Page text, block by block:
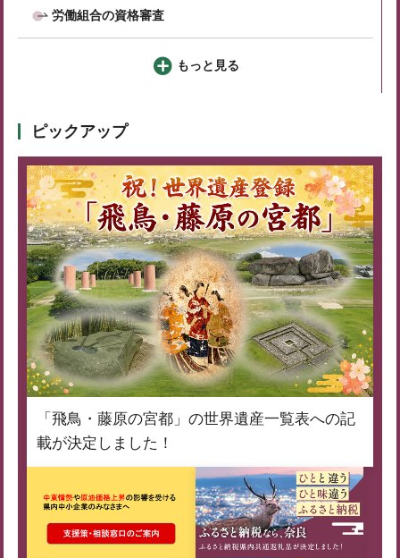
労働組合の資格審査
もっと見る
ピックアップ
「飛鳥・藤原の宮都」の世界遺産一覧表への記
載が決定しました！